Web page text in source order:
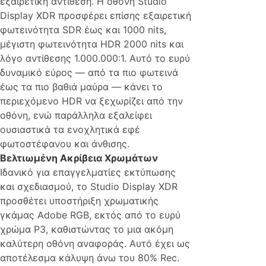
Display XDR προσφέρει επίσης εξαιρετική
φωτεινότητα SDR έως και 1000 nits,
μέγιστη φωτεινότητα HDR 2000 nits και
λόγο αντίθεσης 1.000.000:1. Αυτό το ευρύ
δυναμικό εύρος — από τα πιο φωτεινά
έως τα πιο βαθιά μαύρα — κάνει το
περιεχόμενο HDR να ξεχωρίζει από την
οθόνη, ενώ παράλληλα εξαλείφει
ουσιαστικά τα ενοχλητικά εφέ
φωτοστέφανου και άνθισης.
Βελτιωμένη Ακρίβεια Χρωμάτων
Ιδανικό για επαγγελματίες εκτύπωσης
και σχεδιασμού, το Studio Display XDR
προσθέτει υποστήριξη χρωματικής
γκάμας Adobe RGB, εκτός από το ευρύ
χρώμα P3, καθιστώντας το μια ακόμη
καλύτερη οθόνη αναφοράς. Αυτό έχει ως
αποτέλεσμα κάλυψη άνω του 80% Rec.